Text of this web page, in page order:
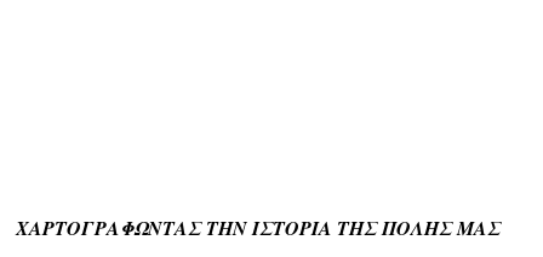
ΧΑΡΤΟΓΡΑΦΩΝΤΑΣ ΤΗΝ ΙΣΤΟΡΙΑ ΤΗΣ ΠΟΛΗΣ ΜΑΣ